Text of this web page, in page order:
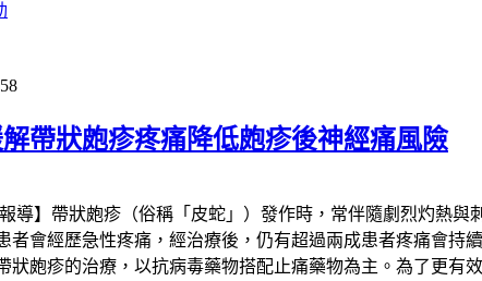
帶狀皰疹疼痛降低皰疹後神經痛風險
導】帶狀皰疹（俗稱「皮蛇」）發作時，常伴隨劇烈灼熱
者會經歷急性疼痛，經治療後，仍有超過兩成患者疼痛會持
狀皰疹的治療，以抗病毒藥物搭配止痛藥物為主。為了更